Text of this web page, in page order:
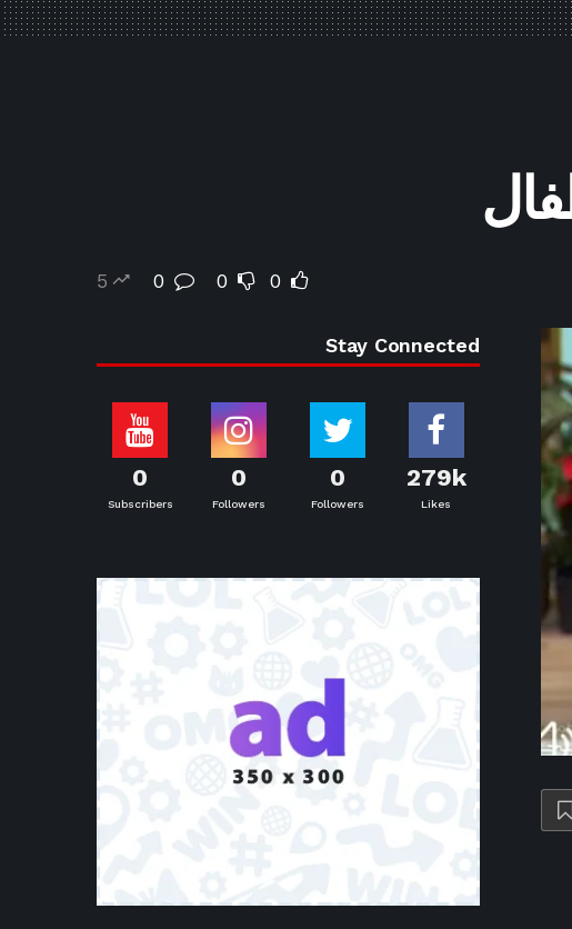
0
0
0
5
Stay Connected
279k
Likes
0
Followers
0
Followers
0
Subscribers